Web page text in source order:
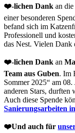
❤️-lichen Dank an die
einer besonderen
befand sich im
Professionell und
das Nest. Vielen Dank
❤️-lichen Dank an
Team aus Guben. Im
Sommer 2025“ am
anderen Stars, durften
Auch diese Spende
Sanierungsarbeiten
❤️Und auch für